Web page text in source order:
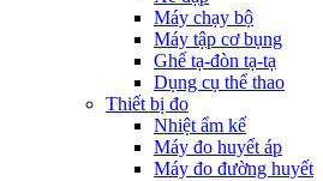
Máy chạy bộ
Máy tập cơ bụng
Ghế tạ-đòn tạ-tạ
Dụng cụ thể thao
Thiết bị đo
Nhiệt ẩm kế
Máy đo huyết áp
Máy đo đường huyết